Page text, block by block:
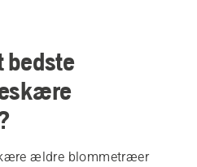
bedste
ældre blommetræer